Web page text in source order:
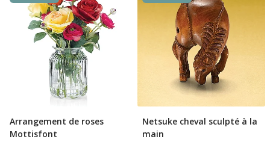
Ajouter Au Panier
Arrangement de roses
Mottisfont
Ajouter Au Panier
Netsuke cheval sculpté à la
main